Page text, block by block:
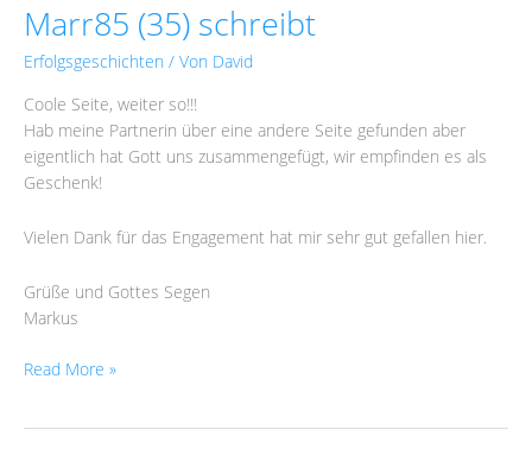
Marr85 (35) schreibt
Erfolgsgeschichten / Von David
Coole Seite, weiter so!!!
Hab meine Partnerin über eine andere Seite gefunden aber
eigentlich hat Gott uns zusammengefügt, wir empfinden es als
Geschenk!
Vielen Dank für das Engagement hat mir sehr gut gefallen hier.
Grüße und Gottes Segen
Markus
Read More »